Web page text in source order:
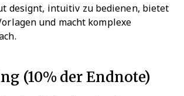
designt, intuitiv zu bedienen, bietet
und macht komplexe
(10% der Endnote)